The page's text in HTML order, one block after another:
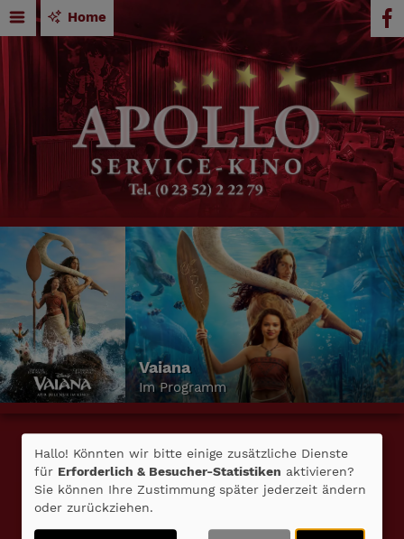
Home
Vaiana
Im Programm
Programm/Tickets
Komplettes Programm
Hallo! Könnten wir bitte einige zusätzliche Dienste
für Erforderlich & Besucher-Statistiken aktivieren?
Sie können Ihre Zustimmung später jederzeit ändern
oder zurückziehen.